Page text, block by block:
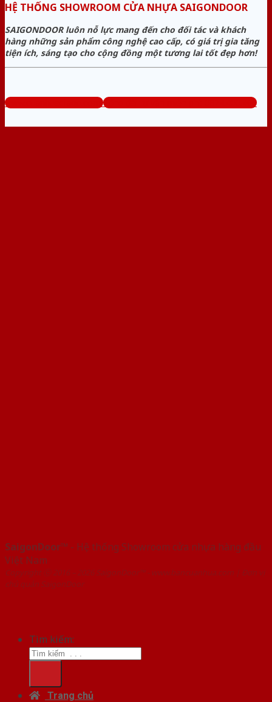
HỆ THỐNG SHOWROOM CỬA NHỰA SAIGONDOOR
SAIGONDOOR luôn nỗ lực mang đến cho đối tác và khách
hàng những sản phẩm công nghệ cao cấp, có giá trị gia tăng
tiện ích, sáng tạo cho cộng đồng một tương lai tốt đẹp hơn!
www.cuanhuagiago.com Tổng đài tư vấn miễn phí: 0824.400.400
SaigonDoor™ - Hệ thống Showroom cửa nhựa hàng đầu
Việt Nam
Copyright ⓒ 2016 – 2026 SaigonDoor™ - www.bancuanhua.com | Đơn vị
chủ quản SaigonDoor
Tìm kiếm:
Trang chủ